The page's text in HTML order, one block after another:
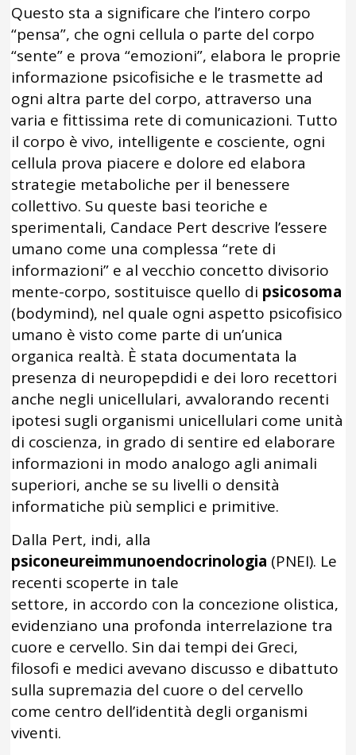
Questo sta a significare che l’intero corpo
“pensa”, che ogni cellula o parte del corpo
“sente” e prova “emozioni”, elabora le proprie
informazione psicofisiche e le trasmette ad
ogni altra parte del corpo, attraverso una
varia e fittissima rete di comunicazioni. Tutto
il corpo è vivo, intelligente e cosciente, ogni
cellula prova piacere e dolore ed elabora
strategie metaboliche per il benessere
collettivo. Su queste basi teoriche e
sperimentali, Candace Pert descrive l’essere
umano come una complessa “rete di
informazioni” e al vecchio concetto divisorio
mente-corpo, sostituisce quello di psicosoma
(bodymind), nel quale ogni aspetto psicofisico
umano è visto come parte di un’unica
organica realtà. È stata documentata la
presenza di neuropepdidi e dei loro recettori
anche negli unicellulari, avvalorando recenti
ipotesi sugli organismi unicellulari come unità
di coscienza, in grado di sentire ed elaborare
informazioni in modo analogo agli animali
superiori, anche se su livelli o densità
informatiche più semplici e primitive.
Dalla Pert, indi, alla
psiconeureimmunoendocrinologia (PNEI). Le
recenti scoperte in tale
settore, in accordo con la concezione olistica,
evidenziano una profonda interrelazione tra
cuore e cervello. Sin dai tempi dei Greci,
filosofi e medici avevano discusso e dibattuto
sulla supremazia del cuore o del cervello
come centro dell’identità degli organismi
viventi.